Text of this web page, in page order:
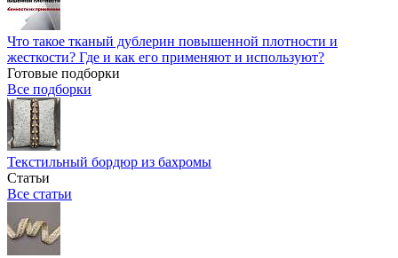
Что такое тканый дублерин повышенной плотности и
жесткости? Где и как его применяют и используют?
Готовые подборки
Все подборки
Текстильный бордюр из бахромы
Статьи
Все статьи